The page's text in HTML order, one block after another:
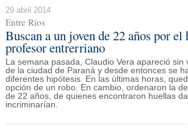
29 abril 2014
Entre Ríos
Buscan a un joven de 22 años por
profesor entrerriano
La semana pasada, Claudio Vera apareció sin
de la ciudad de Paraná y desde entonces se
diferentes hipótesis. En las últimas horas,
opción de un robo. En cambio, ordenaron la
de 22 años, de quienes encontraron huellas
incriminarían.